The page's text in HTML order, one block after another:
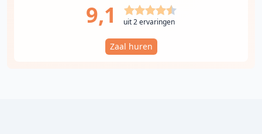
9,1 uit 2 ervaringen
Zaal huren